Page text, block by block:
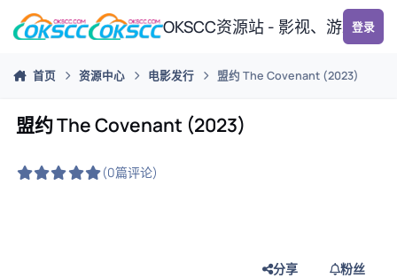
跳转到帖子
OKSCC资源站 - 影视、游戏、
登录
首页 资源中心 电影发行 盟约 The Covenant (2023)
盟约 The Covenant (2023)
(0篇评论)
分享 粉丝